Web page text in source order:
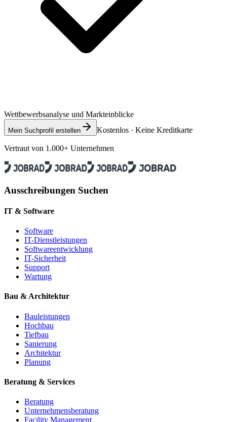
Wettbewerbsanalyse und Markteinblicke
Mein Suchprofil erstellen Kostenlos · Keine Kreditkarte
Vertraut von 1.000+ Unternehmen
Ausschreibungen Suchen
IT & Software
Software
IT-Dienstleistungen
Softwareentwicklung
IT-Sicherheit
Support
Wartung
Bau & Architektur
Bauleistungen
Hochbau
Tiefbau
Sanierung
Architektur
Planung
Beratung & Services
Beratung
Unternehmensberatung
Facility Management